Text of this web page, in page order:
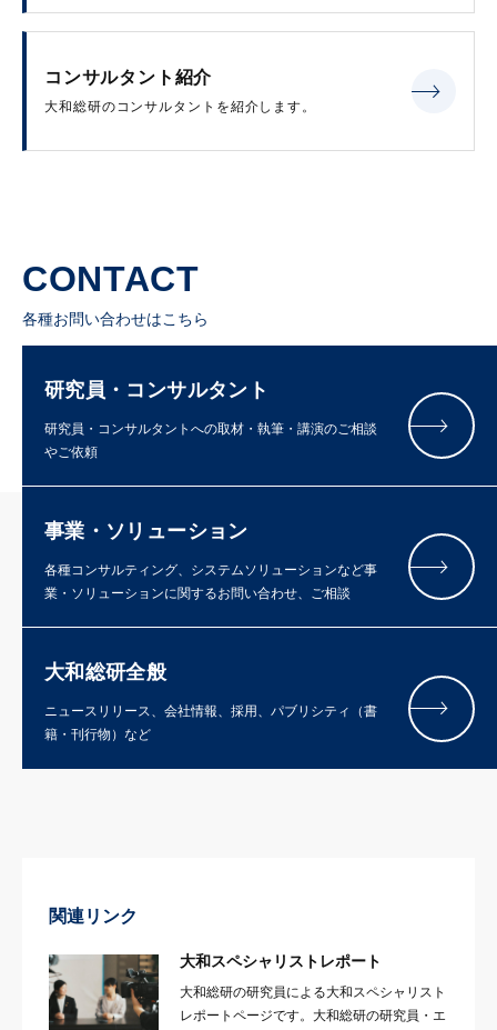
コンサルタント紹介
大和総研のコンサルタントを紹介します。
CONTACT
各種お問い合わせはこちら
研究員・コンサルタント
研究員・コンサルタントへの取材・執筆・講演のご相談
やご依頼
事業・ソリューション
各種コンサルティング、システムソリューションなど事
業・ソリューションに関するお問い合わせ、ご相談
大和総研全般
ニュースリリース、会社情報、採用、パブリシティ（書
籍・刊行物）など
関連リンク
大和スペシャリストレポート
大和総研の研究員による大和スペシャリスト
レポートページです。大和総研の研究員・エ